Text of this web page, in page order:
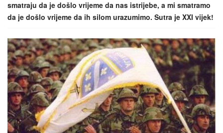
o
n
o
n
smatraju da je došlo vrijeme da nas istrijebe, a mi smatramo
da je došlo vrijeme da ih silom urazumimo. Sutra je XXI vijek!